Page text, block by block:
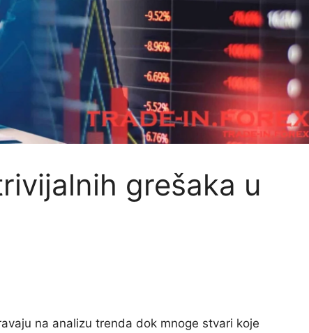
grešaka u
na analizu trenda dok mnoge stvari koje